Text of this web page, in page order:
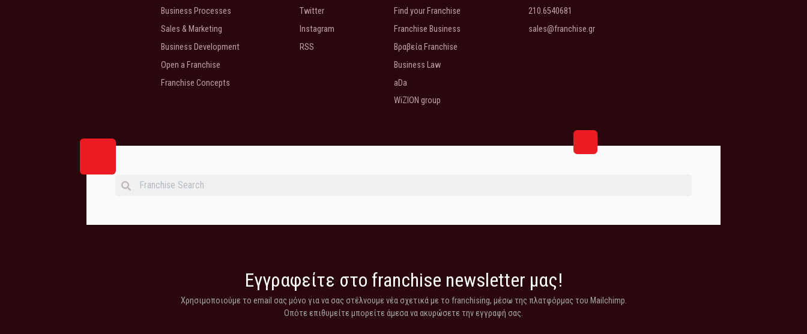
Business Processes
Sales & Marketing
Business Development
Open a Franchise
Franchise Concepts
Twitter
Instagram
RSS
Find your Franchise
Franchise Business
Βραβεία Franchise
Business Law
aDa
WiZION group
210.6540681
sales@franchise.gr
Εγγραφείτε στο franchise newsletter μας!
Χρησιμοποιούμε το email σας μόνο για να σας στέλνουμε νέα σχετικά με το franchising, μέσω της πλατφόρμας του Mailchimp.
Οπότε επιθυμείτε μπορείτε άμεσα να ακυρώσετε την εγγραφή σας.